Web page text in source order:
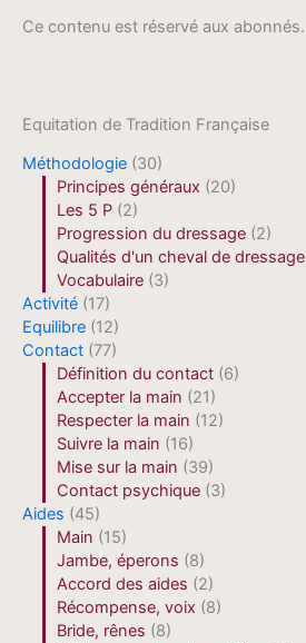
Equitation de Tradition Française
Méthodologie (30)
Principes généraux (20)
Les 5 P (2)
Progression du dressage (2)
Qualités d'un cheval de dressage
Vocabulaire (3)
Activité (17)
Equilibre (12)
Contact (77)
Définition du contact (6)
Accepter la main (21)
Respecter la main (12)
Suivre la main (16)
Mise sur la main (39)
Contact psychique (3)
Aides (45)
Main (15)
Jambe, éperons (8)
Accord des aides (2)
Récompense, voix (8)
Bride, rênes (8)
Ce contenu est réservé aux abonnés.